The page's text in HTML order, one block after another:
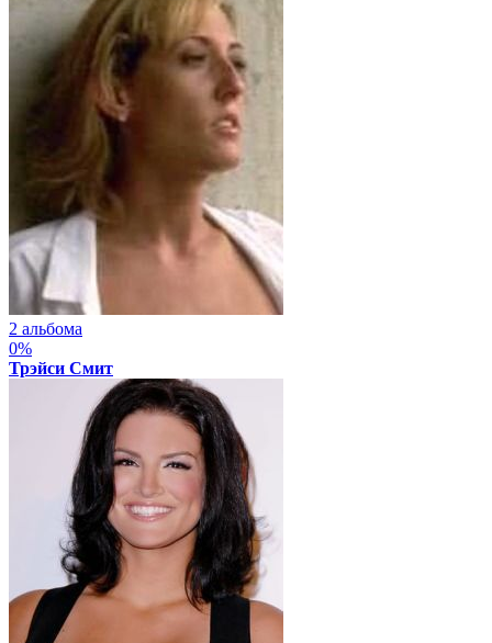
2 альбома
0%
Трэйси Смит